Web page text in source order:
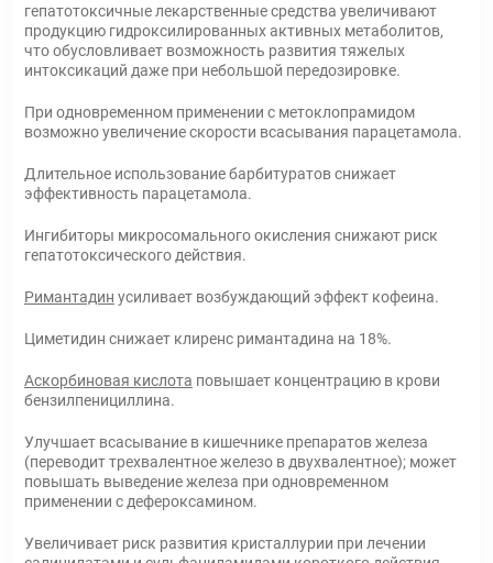
гепатотоксичные лекарственные средства увеличивают
продукцию гидроксилированных активных метаболитов,
что обусловливает возможность развития тяжелых
интоксикаций даже при небольшой передозировке.
При одновременном применении с метоклопрамидом
возможно увеличение скорости всасывания парацетамола.
Длительное использование барбитуратов снижает
эффективность парацетамола.
Ингибиторы микросомального окисления снижают риск
гепатотоксического действия.
Римантадин усиливает возбуждающий эффект кофеина.
Циметидин снижает клиренс римантадина на 18%.
Аскорбиновая кислота повышает концентрацию в крови
бензилпенициллина.
Улучшает всасывание в кишечнике препаратов железа
(переводит трехвалентное железо в двухвалентное); может
повышать выведение железа при одновременном
применении с дефероксамином.
Увеличивает риск развития кристаллурии при лечении